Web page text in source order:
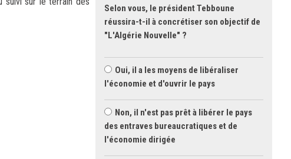
Selon vous, le président Tebboune
réussira-t-il à concrétiser son objectif de
"L'Algérie Nouvelle" ?
Oui, il a les moyens de libéraliser
l'économie et d'ouvrir le pays
Non, il n'est pas prêt à libérer le pays
des entraves bureaucratiques et de
l'économie dirigée